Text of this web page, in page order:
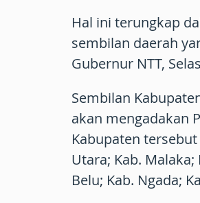
Hal ini terungkap
sembilan daerah
Gubernur NTT,
Sembilan
akan mengadakan
Kabupaten tersebut
Utara; Kab. Malaka;
Belu; Kab. Ngada;